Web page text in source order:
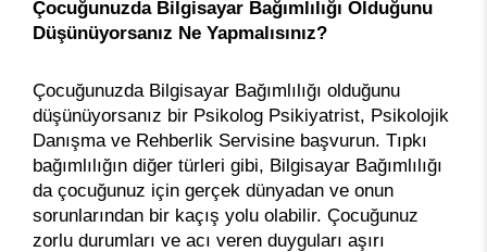
Çocuğunuzda Bilgisayar Bağımlılığı Olduğunu
Düşünüyorsanız Ne Yapmalısınız?
Çocuğunuzda Bilgisayar Bağımlılığı olduğunu
düşünüyorsanız bir Psikolog Psikiyatrist, Psikolojik
Danışma ve Rehberlik Servisine başvurun. Tıpkı
bağımlılığın diğer türleri gibi, Bilgisayar Bağımlılığı
da çocuğunuz için gerçek dünyadan ve onun
sorunlarından bir kaçış yolu olabilir. Çocuğunuz
zorlu durumları ve acı veren duyguları aşırı